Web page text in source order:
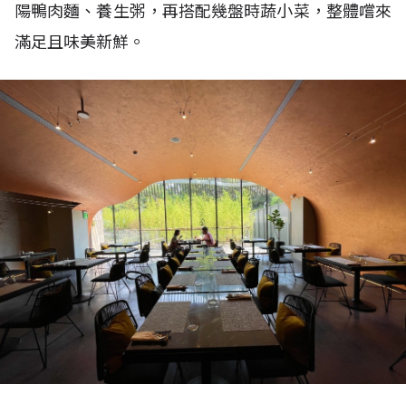
陽鴨肉麵、養生粥，再搭配幾盤時蔬小菜，整體嚐來
滿足且味美新鮮。